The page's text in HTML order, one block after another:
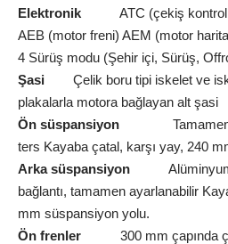
Elektronik ATC (çekiş kontrolü)
AEB (motor freni) AEM (motor
4 Sürüş modu (Şehir içi, Sürüş,
Şasi Çelik boru tipi iskelet ve
plakalarla motora bağlayan alt şasi
Ön süspansiyon Tamamen
ters Kayaba çatal, karşı yay, 240
Arka süspansiyon Alüminyum
bağlantı, tamamen ayarlanabilir
mm süspansiyon yolu.
Ön frenler 300 mm çapında